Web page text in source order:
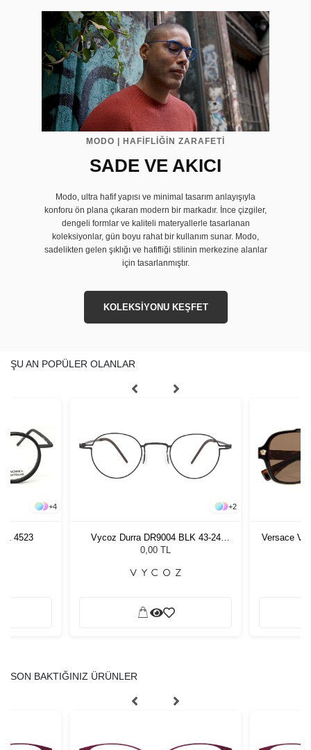
MODO | HAFİFLİĞİN ZARAFETİ
SADE VE AKICI
Modo, ultra hafif yapısı ve minimal tasarım anlayışıyla
konforu ön plana çıkaran modern bir markadır. İnce çizgiler,
dengeli formlar ve kaliteli materyallerle tasarlanan
koleksiyonlar, gün boyu rahat bir kullanım sunar. Modo,
sadelikten gelen şıklığı ve hafifliği stilinin merkezine alanlar
için tasarlanmıştır.
KOLEKSİYONU KEŞFET
ŞU AN POPÜLER OLANLAR
+4
4523
+2
Vycoz Durra DR9004 BLK 43-24
51385
0,00 TL
Versace VE
SON BAKTIĞINIZ ÜRÜNLER